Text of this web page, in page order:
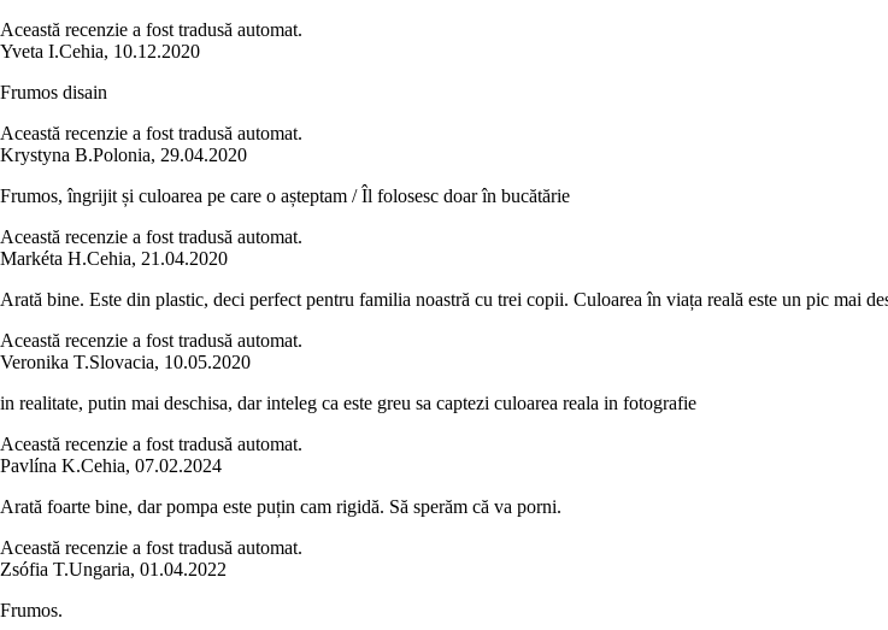
Această recenzie a fost tradusă automat.
Yveta I.Cehia, 10.12.2020
Frumos disain
Această recenzie a fost tradusă automat.
Krystyna B.Polonia, 29.04.2020
Frumos, îngrijit și culoarea pe care o așteptam / Îl folosesc doar în bucătărie
Această recenzie a fost tradusă automat.
Markéta H.Cehia, 21.04.2020
Arată bine. Este din plastic, deci perfect pentru familia noastră cu trei copii. Culoarea în viața reală este un pic mai
Această recenzie a fost tradusă automat.
Veronika T.Slovacia, 10.05.2020
in realitate, putin mai deschisa, dar inteleg ca este greu sa captezi culoarea reala in fotografie
Această recenzie a fost tradusă automat.
Pavlína K.Cehia, 07.02.2024
Arată foarte bine, dar pompa este puțin cam rigidă. Să sperăm că va porni.
Această recenzie a fost tradusă automat.
Zsófia T.Ungaria, 01.04.2022
Frumos.